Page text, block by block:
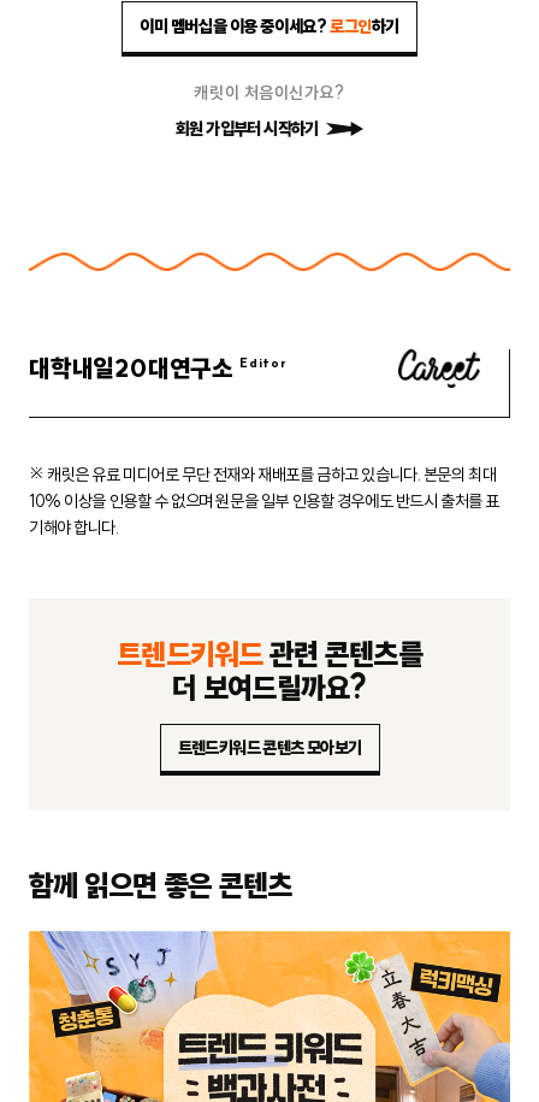
이미 멤버십을 이용 중이세요?로그인하기
캐릿이 처음이신가요?
회원 가입부터 시작하기
대학내일20대연구소
※ 캐릿은 유료 미디어로 무단 전재와 재배포를 금하고 있습니다. 본문의 최대
10% 이상을 인용할 수 없으며 원문을 일부 인용할 경우에도반드시 출처를 표
기해야 합니다.
트렌드키워드관련 콘텐츠를
더 보여드릴까요?
트렌드키워드 콘텐츠 모아보기
함께 읽으면 좋은 콘텐츠